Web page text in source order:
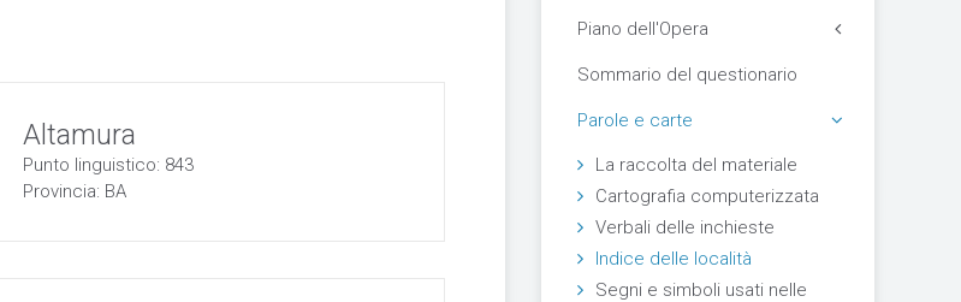
Altamura
Punto linguistico: 843
Provincia: BA
Piano dell'Opera
Sommario del questionario
Parole e carte
La raccolta del materiale
Cartografia computerizzata
Verbali delle inchieste
Indice delle località
Segni e simboli usati nelle